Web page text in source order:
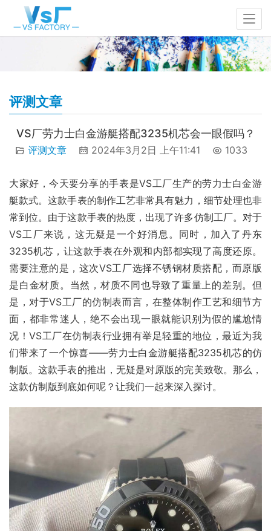
评测文章
VS厂劳力士白金游艇搭配3235机芯会一眼假吗？
评测文章 2024年3月2日 上午11:41 1033
大家好，今天要分享的手表是VS工厂生产的劳力士白金游
艇款式。这款手表的制作工艺非常具有魅力，细节处理也非
常到位。由于这款手表的热度，出现了许多仿制工厂。对于
VS工厂来说，这无疑是一个好消息。同时，加入了丹东
3235机芯，让这款手表在外观和内部都实现了高度还原。
需要注意的是，这次VS工厂选择不锈钢材质搭配，而原版
是白金材质。当然，材质不同也导致了重量上的差别。但
是，对于VS工厂的仿制表而言，在整体制作工艺和细节方
面，都非常迷人，绝不会出现一眼就能识别为假的尴尬情
况！VS工厂在仿制表行业拥有举足轻重的地位，最近为我
们带来了一个惊喜——劳力士白金游艇搭配3235机芯的仿
制版。这款手表的推出，无疑是对原版的完美致敬。那么，
这款仿制版到底如何呢？让我们一起来深入探讨。